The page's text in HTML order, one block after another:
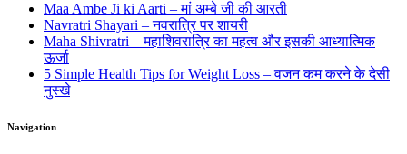
Maa Ambe Ji ki Aarti – मां अम्बे जी की आरती
Navratri Shayari – नवरात्रि पर शायरी
Maha Shivratri – महाशिवरात्रि का महत्व और इसकी आध्यात्मिक
ऊर्जा
5 Simple Health Tips for Weight Loss – वजन कम करने के देसी
नुस्खे
Navigation